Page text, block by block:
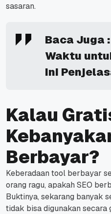
sasaran.
Baca Juga :
Waktu
Ini
Kalau
Berbayar?
Keberadaan tool berbayar
orang ragu, apakah SEO
Buktinya, sekarang banyak
tidak bisa digunakan secara